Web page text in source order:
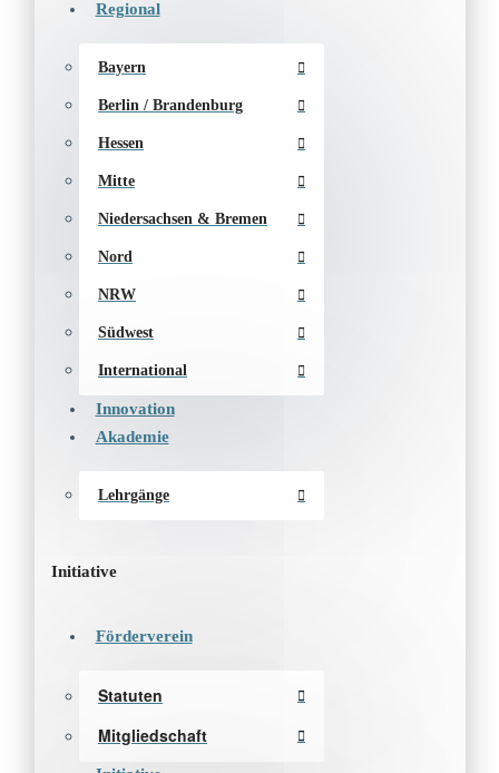
Regional
Bayern
Berlin / Brandenburg
Hessen
Mitte
Niedersachsen & Bremen
Nord
NRW
Südwest
International
Innovation
Akademie
Lehrgänge
Initiative
Förderverein
Statuten
Mitgliedschaft